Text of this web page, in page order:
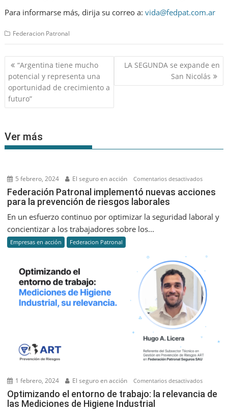
Para informarse más, dirija su correo a:vida@fedpat.com.ar
Federacion Patronal
Navegación
de
entradas
“Argentina tiene mucho
potencial y representa una
oportunidad de crecimiento a
futuro”
LA SEGUNDA se expande en
San Nicolás
Ver más
5 febrero, 2024 El seguro en acción Comentarios desactivadosen
nuevas
la
de
riesgos
laborales
Federación Patronal implementó nuevas acciones
para la prevención de riesgos laborales
En un esfuerzo continuo por optimizar la seguridad laboral y
concientizar a los trabajadores sobre los...
Empresas en acción Federacion Patronal
1 febrero, 2024 El seguro en acción Comentarios desactivadosen
Optimizando el entorno de trabajo: la relevancia de
las Mediciones de Higiene Industrial